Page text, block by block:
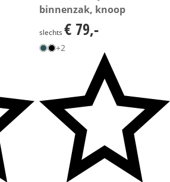
binnenzak, knoop
€ 79,-
slechts € 79,-
+2